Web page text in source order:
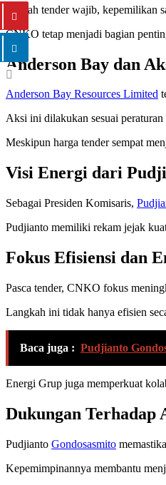
Setelah tender wajib,
CNKO tetap menjadi bagian
Anderson Bay dan
Anderson Bay Resources Limited
Aksi ini dilakukan sesuai peraturan
Meskipun harga tender sempat
Visi Energi dari
Sebagai Presiden Komisaris,
Pudjianto memiliki rekam jejak
Fokus Efisiensi dan
Pasca tender, CNKO fokus
Langkah ini tidak hanya efisien
Baca juga : Pudjianto
Energi Grup juga memperkuat
Dukungan Terhadap
Pudjianto Gondosasmito
Kepemimpinannya membantu